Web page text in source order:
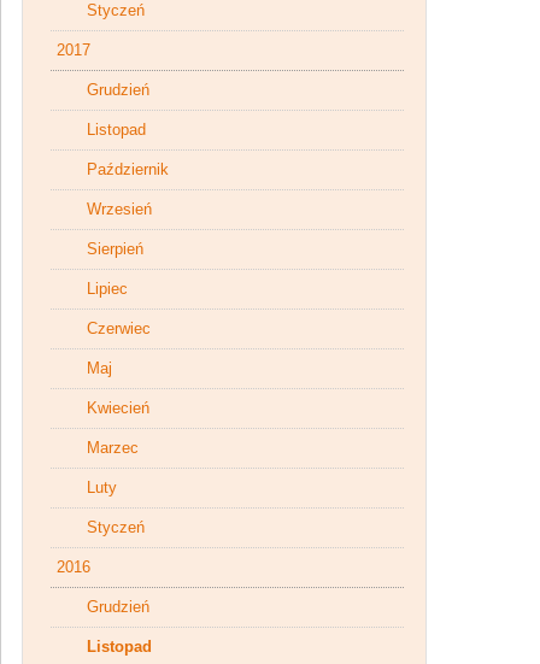
Styczeń
2017
Grudzień
Listopad
Październik
Wrzesień
Sierpień
Lipiec
Czerwiec
Maj
Kwiecień
Marzec
Luty
Styczeń
2016
Grudzień
Listopad